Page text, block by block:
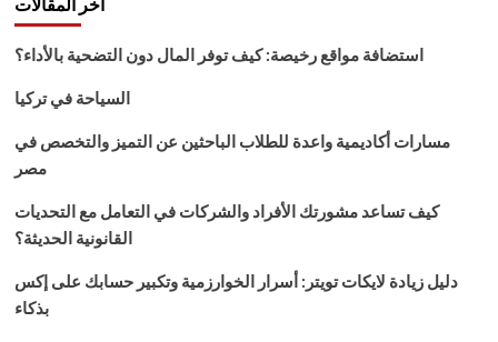
اخر المقالات
استضافة مواقع رخيصة: كيف توفر المال دون التضحية بالأداء؟
السياحة في تركيا
مسارات أكاديمية واعدة للطلاب الباحثين عن التميز والتخصص في
مصر
كيف تساعد مشورتك الأفراد والشركات في التعامل مع التحديات
القانونية الحديثة؟
دليل زيادة لايكات تويتر: أسرار الخوارزمية وتكبير حسابك على إكس
بذكاء